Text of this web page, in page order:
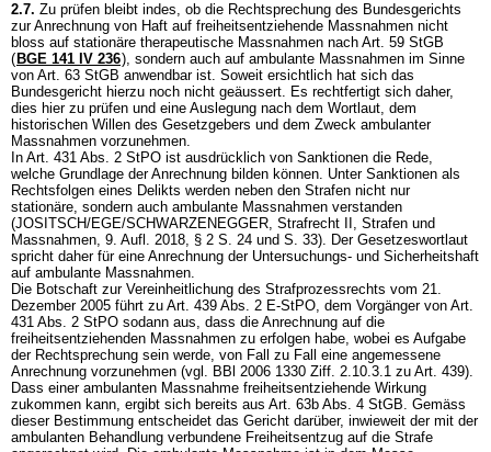
2.7. Zu prüfen bleibt indes, ob die Rechtsprechung des Bundesgerichts
zur Anrechnung von Haft auf freiheitsentziehende Massnahmen nicht
bloss auf stationäre therapeutische Massnahmen nach Art. 59 StGB
( BGE 141 IV 236), sondern auch auf ambulante Massnahmen im Sinne
von Art. 63 StGB anwendbar ist. Soweit ersichtlich hat sich das
Bundesgericht hierzu noch nicht geäussert. Es rechtfertigt sich daher,
dies hier zu prüfen und eine Auslegung nach dem Wortlaut, dem
historischen Willen des Gesetzgebers und dem Zweck ambulanter
Massnahmen vorzunehmen.
In Art. 431 Abs. 2 StPO ist ausdrücklich von Sanktionen die Rede,
welche Grundlage der Anrechnung bilden können. Unter Sanktionen als
Rechtsfolgen eines Delikts werden neben den Strafen nicht nur
stationäre, sondern auch ambulante Massnahmen verstanden
(JOSITSCH/EGE/SCHWARZENEGGER, Strafrecht II, Strafen und
Massnahmen, 9. Aufl. 2018, § 2 S. 24 und S. 33). Der Gesetzeswortlaut
spricht daher für eine Anrechnung der Untersuchungs- und Sicherheitshaft
auf ambulante Massnahmen.
Die Botschaft zur Vereinheitlichung des Strafprozessrechts vom 21.
Dezember 2005 führt zu Art. 439 Abs. 2 E-StPO, dem Vorgänger von Art.
431 Abs. 2 StPO sodann aus, dass die Anrechnung auf die
freiheitsentziehenden Massnahmen zu erfolgen habe, wobei es Aufgabe
der Rechtsprechung sein werde, von Fall zu Fall eine angemessene
Anrechnung vorzunehmen (vgl. BBl 2006 1330 Ziff. 2.10.3.1 zu Art. 439).
Dass einer ambulanten Massnahme freiheitsentziehende Wirkung
zukommen kann, ergibt sich bereits aus Art. 63b Abs. 4 StGB. Gemäss
dieser Bestimmung entscheidet das Gericht darüber, inwieweit der mit der
ambulanten Behandlung verbundene Freiheitsentzug auf die Strafe